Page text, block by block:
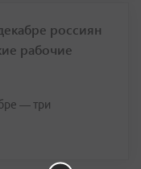
россиян
рабочие
— три